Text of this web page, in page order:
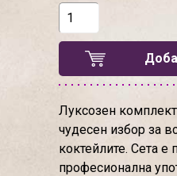
Луксозен
чудесен избор за
коктейлите. Сета е
професионална